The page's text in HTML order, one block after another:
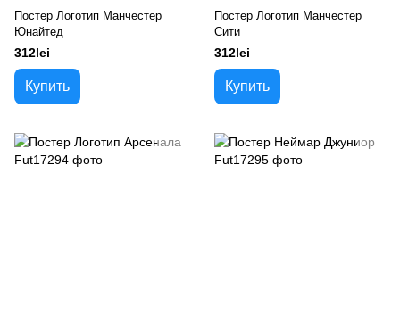
Постер Логотип Манчестер
Юнайтед
312lei
Купить
Постер Логотип Манчестер
Сити
312lei
Купить